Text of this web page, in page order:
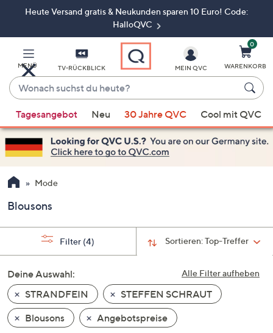
ZumHeute Versand gratis & Neukunden sparen 10 Euro! Code:
HalloQVC
MENÜ TV-RÜCKBLICK
Wonach
suchst
du
heute?
Vorschläge
verfügbar
sind,
verwenden
Sie
Pfeiltasten
nach
und
nach
unten
oder
wischen
Sie
MEIN QVC
0
WARENKORB
Tagesangebot Neu 30 Jahre QVC Cool mit QVC
Mode
Blousons
Sortieren:Top-Treffer
Filter (4)
Alle Filter aufheben
Deine Auswahl:
STRANDFEIN
STEFFEN SCHRAUT
Blousons
Angebotspreise